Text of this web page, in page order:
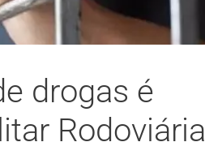
drogas é
Rodoviária